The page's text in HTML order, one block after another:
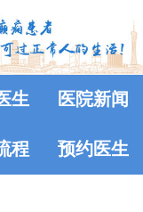
生 医院新闻
程 预约医生